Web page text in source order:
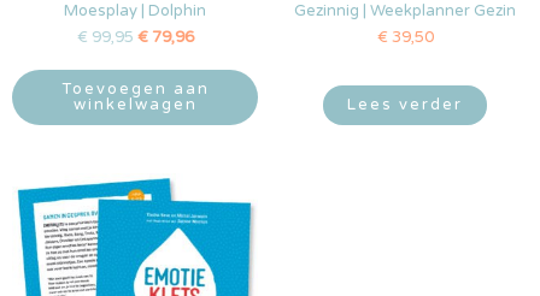
Moesplay | Dolphin
€ 99,95 €79,96
Toevoegen aan
winkelwagen
Gezinnig | Weekplanner Gezin
€ 39,50
Lees verder